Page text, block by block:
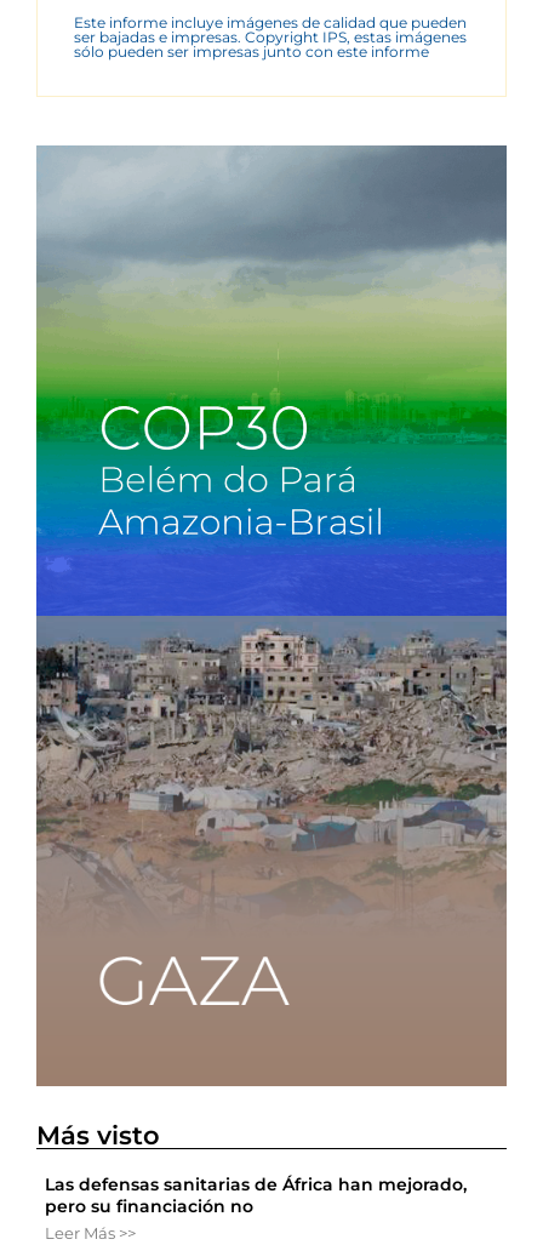
Este informe incluye imágenes de calidad que pueden
ser bajadas e impresas. Copyright IPS, estas imágenes
sólo pueden ser impresas junto con este informe
Más visto
Las defensas sanitarias de África han mejorado,
pero su financiación no
Leer Más >>